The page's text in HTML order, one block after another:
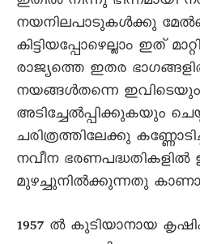
നയനിലപാടുകൾക്കു
കിട്ടിയപ്പോഴെല്ലാം ഇത്
രാജ്യത്തെ ഇതര
നയങ്ങൾതന്നെ ഇവിടെയും
അടിച്ചേൽപ്പിക്കുകയും
ചരിത്രത്തിലേക്കു
നവീന
മുഴച്ചുനിൽക്കുന്നതു
1957 ൽ കുടിയാനായ